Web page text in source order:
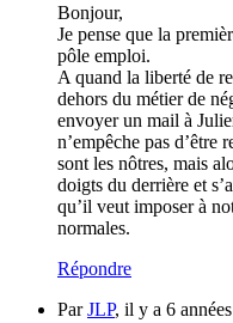
Bonjour,
Je pense que la
pôle emploi.
A quand la liberté de
dehors du métier de
envoyer un mail à
n’empêche pas d’être
sont les nôtres, mais
doigts du derrière et
qu’il veut imposer à
normales.
Répondre
ParJLP, il y a 6 années